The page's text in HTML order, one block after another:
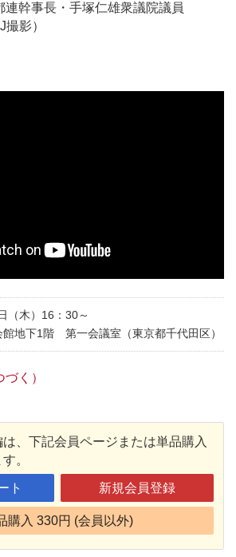
幹事長・手塚仁雄衆議院議員
撮影）
（木）16：30～
地下1階 第一会議室（東京都千代田区）
く）
、下記会員ページまたは単品購入
。
ト 新規会員登録
購入 330円 (会員以外)